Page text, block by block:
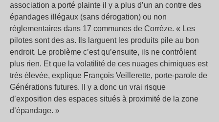
association a porté plainte il y a plus d’un an contre des
épandages illégaux (sans dérogation) ou non
réglementaires dans 17 communes de Corrèze. « Les
pilotes sont des as. Ils larguent les produits pile au bon
endroit. Le problème c’est qu’ensuite, ils ne contrôlent
plus rien. Et que la volatilité de ces nuages chimiques est
très élevée, explique François Veillerette, porte-parole de
Générations futures. Il y a donc un vrai risque
d’exposition des espaces situés à proximité de la zone
d’épandage. »